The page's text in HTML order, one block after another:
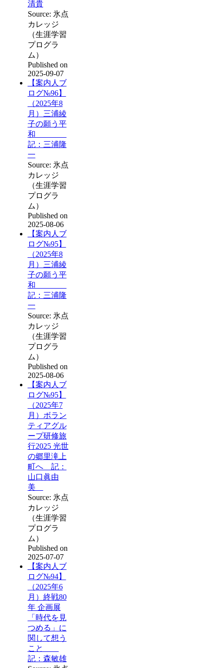
清貴
Source: 氷点
カレッジ
（生涯学習
プログラ
ム）
Published on
2025-09-07
【案内人ブ
ログ№96】
（2025年8
月）三浦綾
子の願う平
和
記：三浦隆
一
Source: 氷点
カレッジ
（生涯学習
プログラ
ム）
Published on
2025-08-06
【案内人ブ
ログ№95】
（2025年8
月）三浦綾
子の願う平
和
記：三浦隆
一
Source: 氷点
カレッジ
（生涯学習
プログラ
ム）
Published on
2025-08-06
【案内人ブ
ログ№95】
（2025年7
月）ボラン
ティアグル
ープ研修旅
行2025 光世
の郷里滝上
町へ 記：
山口眞由
美
Source: 氷点
カレッジ
（生涯学習
プログラ
ム）
Published on
2025-07-07
【案内人ブ
ログ№94】
（2025年6
月）終戦80
年 企画展
「時代を見
つめる」に
関して想う
こと
記：森敏雄